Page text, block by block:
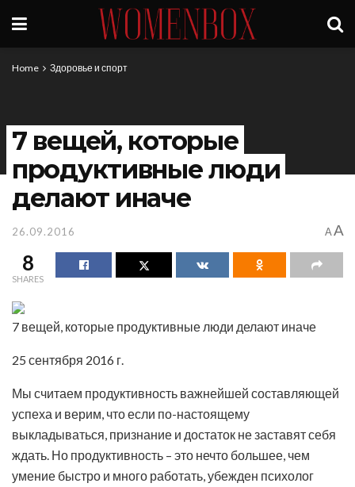
Home Здоровье и спорт
7 вещей, которые
продуктивные люди
делают иначе
26.09.2016 A A
8
SHARES
7 вещей, которые продуктивные люди делают иначе
25 сентября 2016 г.
Мы считаем продуктивность важнейшей составляющей
успеха и верим, что если по-настоящему
выкладываться, признание и достаток не заставят себя
ждать. Но продуктивность – это нечто большее, чем
умение быстро и много работать, убежден психолог